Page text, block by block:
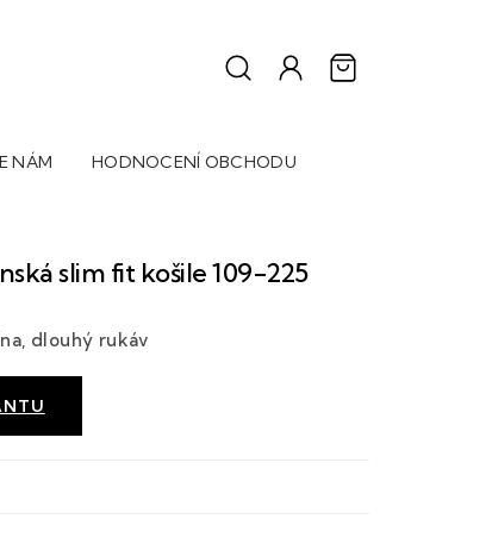
NÁM HODNOCENÍ OBCHODU
slim fit košile 109-225
dlouhý rukáv